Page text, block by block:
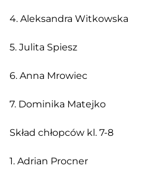
4. Aleksandra Witkowska
5. Julita Spiesz
6. Anna Mrowiec
7. Dominika Matejko
Skład chłopców kl. 7-8
1. Adrian Procner